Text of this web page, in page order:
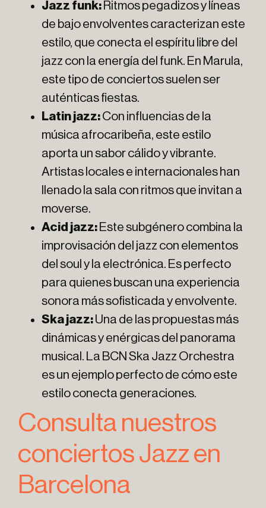
Jazz funk: Ritmos pegadizos y líneas
de bajo envolventes caracterizan este
estilo, que conecta el espíritu libre del
jazz con la energía del funk. En Marula,
este tipo de conciertos suelen ser
auténticas fiestas.
Latin jazz:Con influencias de la
música afrocaribeña, este estilo
aporta un sabor cálido y vibrante.
Artistas locales e internacionales han
llenado la sala con ritmos que invitan a
moverse.
Acid jazz: Este subgénero combina la
improvisación del jazz con elementos
del soul y la electrónica. Es perfecto
para quienes buscan una experiencia
sonora más sofisticada y envolvente.
Ska jazz:Una de las propuestas más
dinámicas y enérgicas del panorama
musical. La BCN Ska Jazz Orchestra
es un ejemplo perfecto de cómo este
estilo conecta generaciones.
Consulta nuestros
conciertos Jazz en
Barcelona